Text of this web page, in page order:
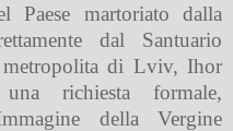
Paese martoriato dalla
dal Santuario
di Lviv, Ihor
richiesta formale,
della Vergine